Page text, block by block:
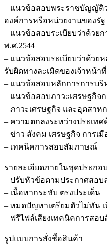
– แนวข้อสอบพระราชบัญญัติ
องค์การหรือหน่วยงานของรัฐ
– แนวข้อสอบระเบียบว่าด้วย
พ.ศ.2544
– แนวข้อสอบระเบียบว่าด้วย
รับผิดทางละเมิดของเจ้าหน้า
– แนวข้อสอบหลักการการบริ
– แนวข้อสอบภาวะเศรษฐกิจ
– ภาวะเศรษฐกิจ และอุตสาห
– ความตกลงระหว่างประเท
– ข่าว สังคม เศรษฐกิจ การเมื
– เทคนิคการสอบสัมภาษณ์
รายละเอียดภายในชุดประกอ
– ปรับหัวข้อตามประกาศสอ
– เนื้อหากระชับ ตรงประเด็น
– หมดปัญหาเตรียมตัวไม่ทัน
– ฟรีไฟล์เสียงเทคนิคการสอ
รูปแบบการสั่งชื้อสินค้า